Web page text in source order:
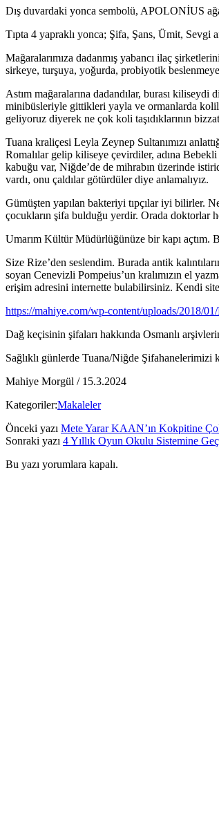
Dış duvardaki yonca sembolü, APOLONİUS
Tıpta 4 yapraklı yonca; Şifa, Şans, Ümit, Sevgi
Mağaralarımıza dadanmış yabancı ilaç
sirkeye, turşuya, yoğurda, probiyotik
Astım mağaralarına dadandılar, burası
minibüsleriyle gittikleri yayla ve ormanlarda
geliyoruz diyerek ne çok koli taşıdıklarının bizzat
Tuana kraliçesi Leyla Zeynep Sultanımızı
Romalılar gelip kiliseye çevirdiler, adına
kabuğu var, Niğde’de de mihrabın üzerinde
vardı, onu çaldılar götürdüler diye anlamalıyız.
Gümüşten yapılan bakteriyi tıpçılar iyi bilirler.
çocukların şifa bulduğu yerdir. Orada doktorlar
Umarım Kültür Müdürlüğünüze bir kapı açtım.
Size Rize’den seslendim. Burada antik
soyan Cenevizli Pompeius’un kralımızın el
erişim adresini internette bulabilirsiniz. Kendi
https://mahiye.com/wp-content/uploads/2018/
Dağ keçisinin şifaları hakkında Osmanlı
Sağlıklı günlerde Tuana/Niğde
Mahiye Morgül / 15.3.2024
Kategoriler:Makaleler
Önceki yazı Mete Yarar KAAN’ın Kokpitine
Sonraki yazı 4 Yıllık Oyun Okulu Sistemine
Bu yazı yorumlara kapalı.